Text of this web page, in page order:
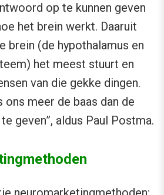
op te kunnen geven
het brein werkt. Daaruit
brein (de hypothalamus en
het meest stuurt en
van die gekke dingen.
ons meer de baas dan de
geven”, aldus Paul Postma.